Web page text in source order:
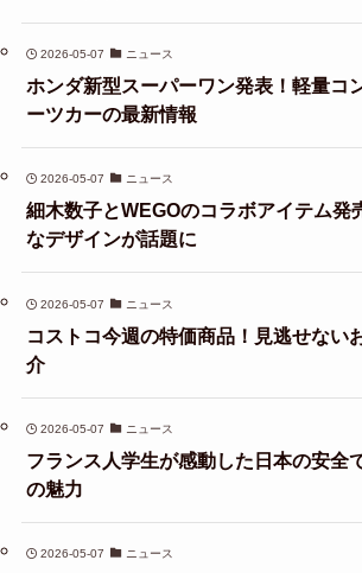
2026-05-07 ニュース
ホンダ新型スーパーワン発表！軽量コ
ーツカーの最新情報
2026-05-07 ニュース
細木数子とWEGOのコラボアイテム発
なデザインが話題に
2026-05-07 ニュース
コストコ今週の特価商品！見逃せない
介
2026-05-07 ニュース
フランス人学生が感動した日本の安全
の魅力
2026-05-07 ニュース